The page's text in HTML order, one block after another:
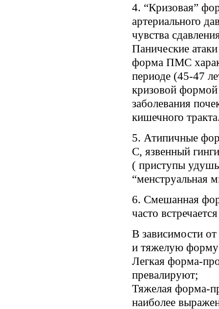
4. “Кризовая”
артериального
чувства
Панические
форма ПМС
периоде (45-47
кризовой
заболевания
кишечного
5. Атипичные
С, язвенный
( приступы
“менструальная
6. Смешанная
часто
В зависимости
и тяжелую форму
Легкая форма-
превалируют;
Тяжелая форма-
наиболее